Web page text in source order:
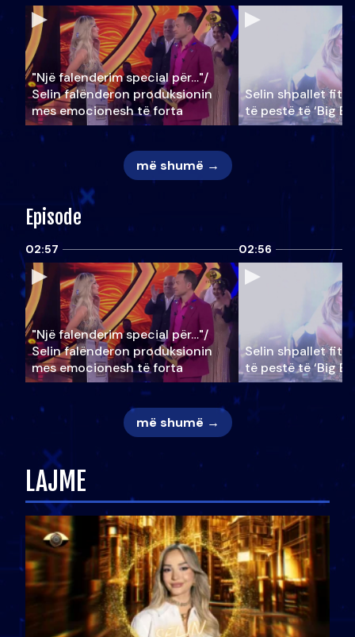
"Një falenderim special për…"/
Selin falënderon produksionin
mes emocionesh të forta
Selin shpallet
të pestë të ‘Big
më shumë →
Episode
02:57
"Një falenderim special për…"/
Selin falënderon produksionin
mes emocionesh të forta
02:56
Selin shpallet
të pestë të ‘Big
më shumë →
LAJME